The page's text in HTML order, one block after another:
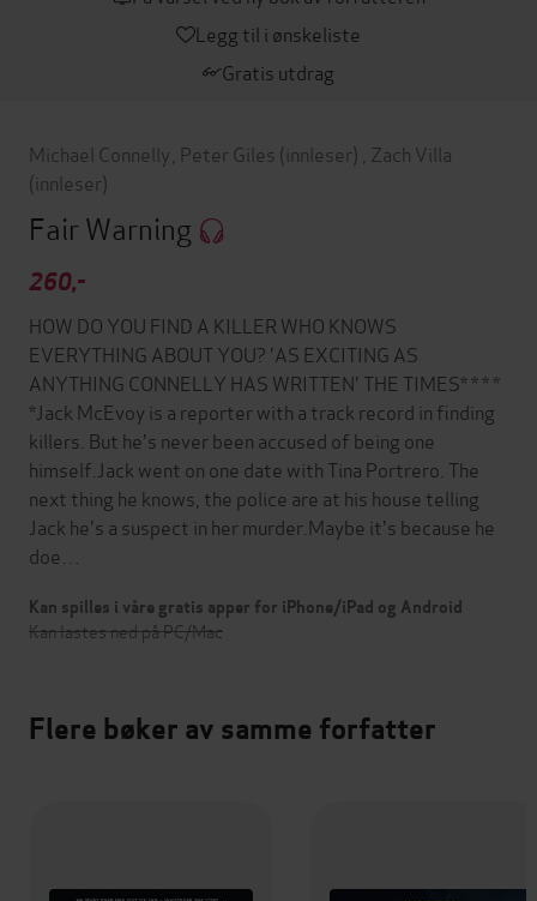
Legg til i ønskeliste
Gratis utdrag
Michael Connelly Peter Giles (innleser) Zach Villa
(innleser)
Fair Warning
260,-
HOW DO YOU FIND A KILLER WHO KNOWS
EVERYTHING ABOUT YOU? 'AS EXCITING AS
ANYTHING CONNELLY HAS WRITTEN' THE TIMES* * * *
*Jack McEvoy is a reporter with a track record in finding
killers. But he's never been accused of being one
himself.Jack went on one date with Tina Portrero. The
next thing he knows, the police are at his house telling
Jack he's a suspect in her murder.Maybe it's because he
doe…
Kan spilles i våre gratis apper for iPhone/iPad og Android
Kan lastes ned på PC/Mac
Flere bøker av samme forfatter